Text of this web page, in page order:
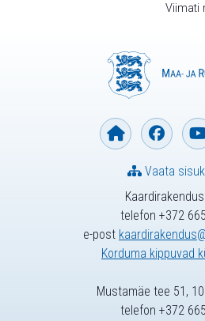
Viimati
telefon +372
e-post
Korduma kippuvad
Vaata
Mustamäe tee 51,
telefon +372